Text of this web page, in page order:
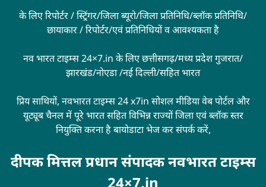
के लिए रिपोर्टर / स्ट्रिंगर/जिला ब्यूरो/जिला प्रतिनिधि/ब्लॉक प्रतिनिधि/
छायाकार / रिपोर्टर/एवं प्रतिनिधियों व आवश्यकता है
नव भारत टाइम्स 24×7.in के लिए छत्तीसगढ़/मध्य प्रदेश गुजरात/
झारखंड/नोएडा /नई दिल्ली/सहित भारत
प्रिय साथियों, नवभारत टाइम्स 24 x7in सोशल मीडिया वेब पोर्टल और
यूट्यूब चैनल में पूरे भारत सहित विभिन्न राज्यों जिला एवं ब्लॉक स्तर
नियुक्ति करना है बायोडाटा भेज कर संपर्क करें,
दीपक मित्तल प्रधान संपादक नवभारत टाइम्स
24×7.in